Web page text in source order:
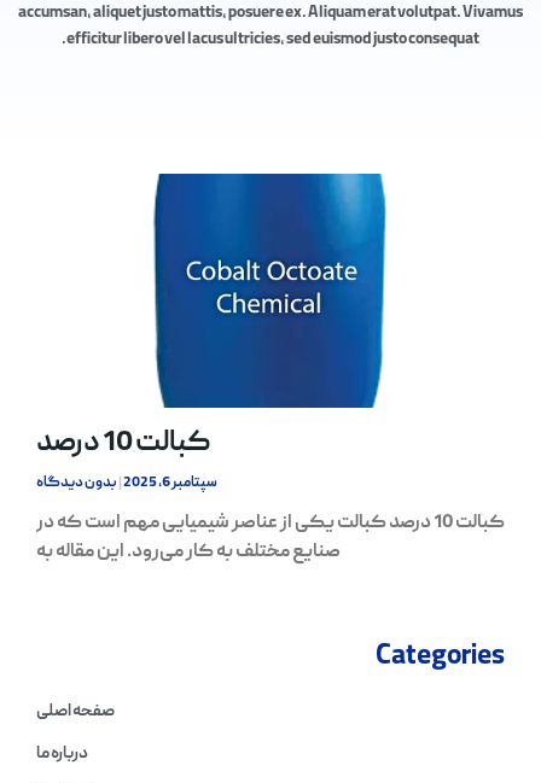
accumsan, aliquet justo mattis, posuere ex. Aliquam erat volutpat. Vivamus
efficitur libero vel lacus ultricies, sed euismod justo consequat.
کبالت 10 درصد
سپتامبر 6, 2025 بدون دیدگاه
کبالت 10 درصد کبالت یکی از عناصر شیمیایی مهم است که در
صنایع مختلف به کار می‌رود. این مقاله به
Categories
صفحه اصلی
درباره ما